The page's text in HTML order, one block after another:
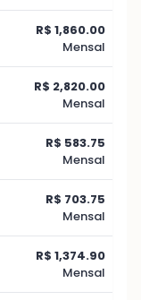
R$ 1,860.00
Mensal
R$ 2,820.00
Mensal
R$ 583.75
Mensal
R$ 703.75
Mensal
R$ 1,374.90
Mensal